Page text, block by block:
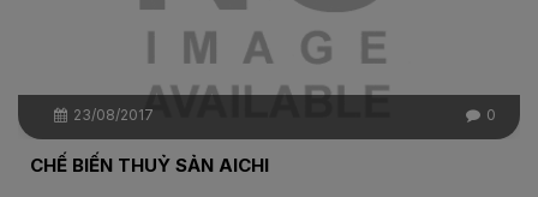
23/08/2017 0
CHẾ BIẾN THUỶ SẢN AICHI